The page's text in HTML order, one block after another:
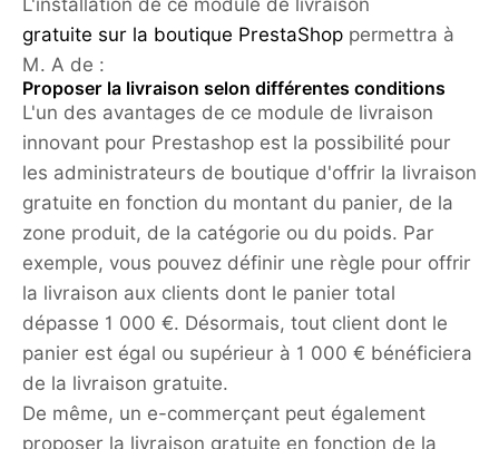
L'installation de ce module de livraison
gratuite sur la boutique PrestaShop permettra à
M. A de :
Proposer la livraison selon différentes conditions
L'un des avantages de ce module de livraison
innovant pour Prestashop est la possibilité pour
les administrateurs de boutique d'offrir la livraison
gratuite en fonction du montant du panier, de la
zone produit, de la catégorie ou du poids. Par
exemple, vous pouvez définir une règle pour offrir
la livraison aux clients dont le panier total
dépasse 1 000 €. Désormais, tout client dont le
panier est égal ou supérieur à 1 000 € bénéficiera
de la livraison gratuite.
De même, un e-commerçant peut également
proposer la livraison gratuite en fonction de la